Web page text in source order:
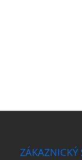
ZÁKAZNICKÝ